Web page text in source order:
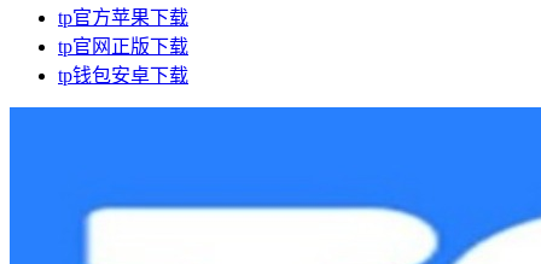
tp官方苹果下载
tp官网正版下载
tp钱包安卓下载